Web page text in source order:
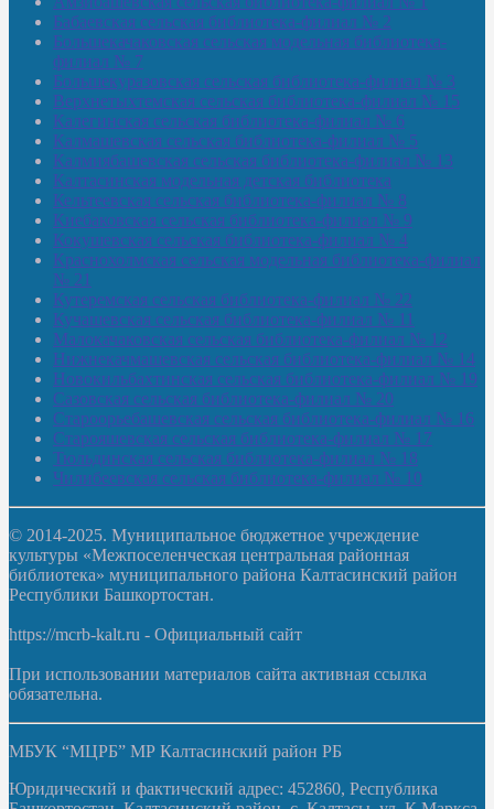
Бабаевская сельская библиотека-филиал № 2
Большекачаковская сельская модельная библиотека-
филиал № 7
Большекуразовская сельская библиотека-филиал № 3
Верхнетыхтемская сельская библиотека-филиал № 15
Калегинская сельская библиотека-филиал № 6
Калмашевская сельская библиотека-филиал № 5
Калмиябашевская сельская библиотека-филиал № 13
Калтасинская модельная детская библиотека
Кельтеевская сельская библиотека-филиал № 8
Киебаковская сельская библиотека-филиал № 9
Кокушевская сельская библиотека-филиал № 4
Краснохолмская сельская модельная библиотека-филиал
№ 21
Кутеремская сельская библиотека-филиал № 22
Кучашевская сельская библиотека-филиал № 11
Малокачаковская сельская библиотека-филиал № 12
Нижнекачмашевская сельская библиотека-филиал № 14
Новокильбахтинская сельская библиотека-филиал № 19
Сазовская сельская библиотека-филиал № 20
Староорьебашевская сельская библиотека-филиал № 16
Старояшевская сельская библиотека-филиал № 17
Тюльдинская сельская библиотека-филиал № 18
Чилибеевская сельская библиотека-филиал № 10
© 2014-2025. Муниципальное бюджетное учреждение
культуры «Межпоселенческая центральная районная
библиотека» муниципального района Калтасинский район
Республики Башкортостан.
https://mcrb-kalt.ru - Официальный сайт
При использовании материалов сайта активная ссылка
обязательна.
МБУК “МЦРБ” МР Калтасинский район РБ
Юридический и фактический адрес: 452860, Республика